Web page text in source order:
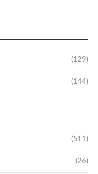
(129)
(144)
(511)
(26)